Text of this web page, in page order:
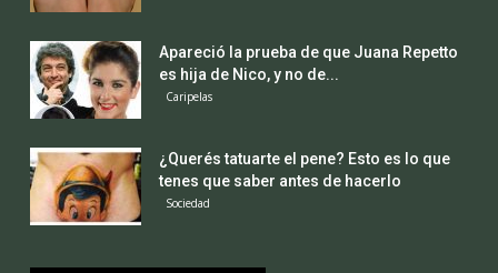
Apareció la prueba de que Juana Repetto
es hija de Nico, y no de...
Caripelas
¿Querés tatuarte el pene? Esto es lo que
tenes que saber antes de hacerlo
Sociedad